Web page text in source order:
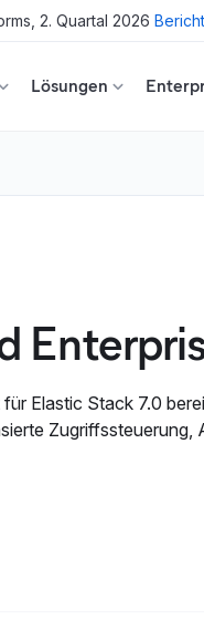
2. Quartal 2026
Lösungen
für Elastic Stack 7.0